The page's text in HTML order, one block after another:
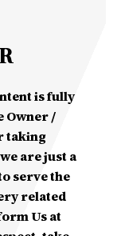
is fully
Owner /
taking
are just a
serve the
related
Us at